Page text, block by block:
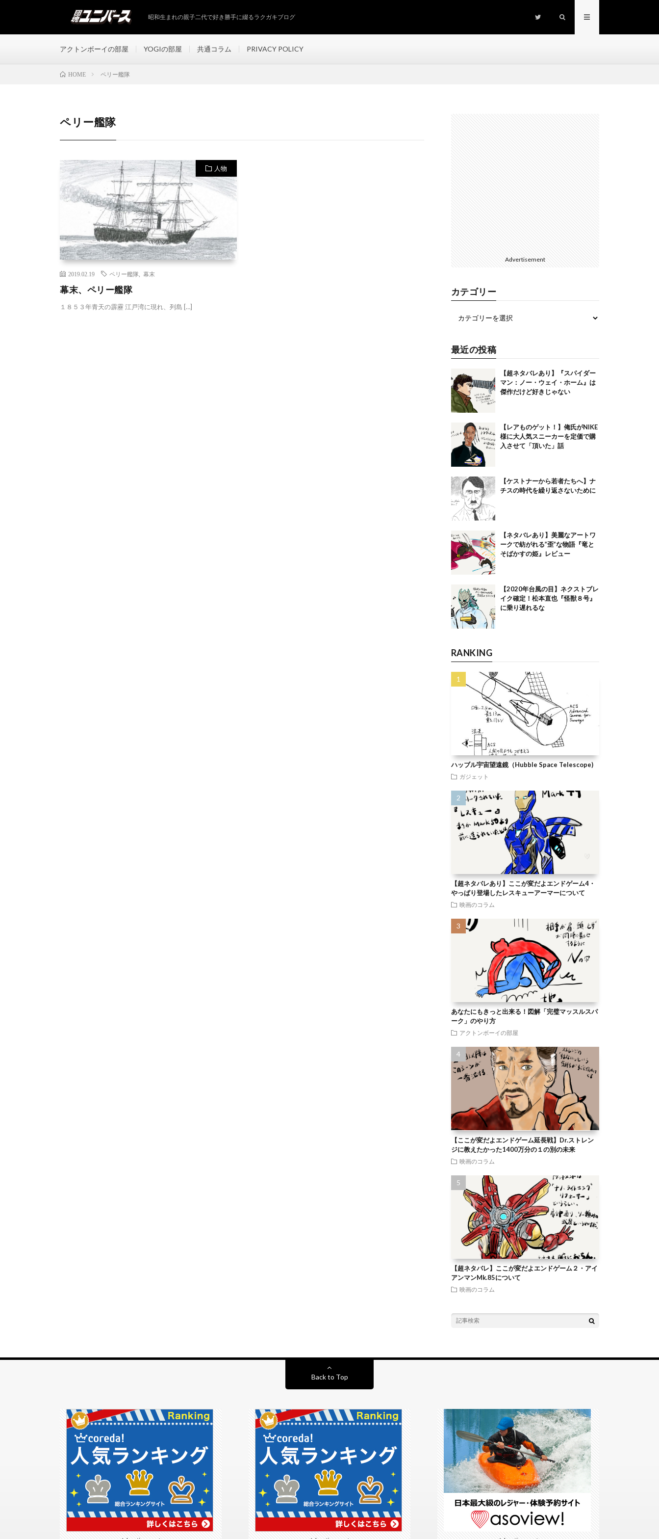
昭和生まれの親子二代で好き勝手に綴るラクガキブログ
アクトンボーイの部屋 YOGIの部屋 共通コラム PRIVACY POLICY
HOME ペリー艦隊
ペリー艦隊
人物
2019.02.19 ペリー艦隊 幕末
幕末、ペリー艦隊
１８５３年青天の霹靂 江戸湾に現れ、列島 […]
Advertisement
カテゴリー
最近の投稿
【超ネタバレあり】『スパイダー
マン：ノー・ウェイ・ホーム』は
傑作だけど好きじゃない
【レアものゲット！】俺氏がNIKE
様に大人気スニーカーを定価で購
入させて「頂いた」話
【ケストナーから若者たちへ】ナ
チスの時代を繰り返さないために
【ネタバレあり】美麗なアートワ
ークで紡がれる”歪”な物語『竜と
そばかすの姫』レビュー
【2020年台風の目】ネクストブレ
イク確定！松本直也『怪獣８号』
に乗り遅れるな
RANKING
ハッブル宇宙望遠鏡（Hubble Space Telescope)
ガジェット
【超ネタバレあり】ここが変だよエンドゲーム4・
やっぱり登場したレスキューアーマーについて
映画のコラム
あなたにもきっと出来る！図解「完璧マッスルスパ
ーク」のやり方
アクトンボーイの部屋
【ここが変だよエンドゲーム延長戦】Dr.ストレン
ジに教えたかった1400万分の１の別の未来
映画のコラム
【超ネタバレ】ここが変だよエンドゲーム２・アイ
アンマンMk.85について
映画のコラム
Back to Top